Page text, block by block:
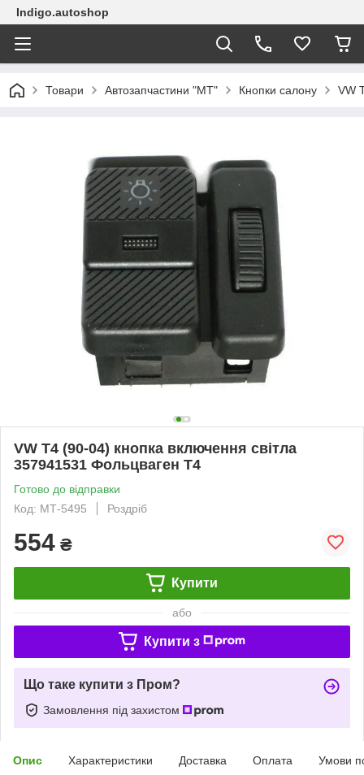
Indigo.autoshop
Товари Автозапчастини "МТ" Кнопки салону VW
VW T4 (90-04) кнопка включення світла
357941531 Фольцваген Т4
Готово до відправки
Код: МТ-5495
Роздріб
554 ₴
Купити
або
Купити з
Що таке купити з Пром?
Замовлення під захистом
Опис Характеристики Доставка Оплата Умови